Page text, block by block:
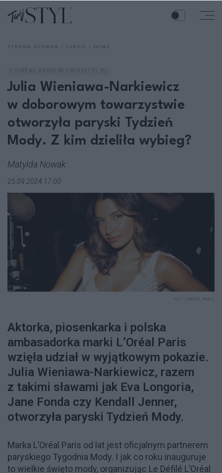
Julia Wieniawa-Narkiewicz
w doborowym towarzystwie
otworzyła paryski Tydzień
Mody. Z kim dzieliła wybieg?
Matylda Nowak
25.09.2024 17:00
Aktorka, piosenkarka i polska
ambasadorka marki L’Oréal Paris
wzięła udział w wyjątkowym pokazie.
Julia Wieniawa-Narkiewicz, razem
z takimi sławami jak Eva Longoria,
Jane Fonda czy Kendall Jenner,
otworzyła paryski Tydzień Mody.
Marka L’Oréal Paris od lat jest oficjalnym partnerem
paryskiego Tygodnia Mody. I jak co roku inauguruje
to wielkie święto mody, organizując Le Défilé L’Oréal